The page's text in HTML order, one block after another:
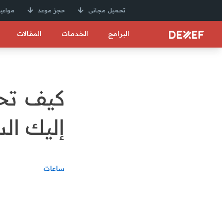
تحميل مجانى حجز موعد
البرامج الخدمات المقالات
كيف
إليك
ساعات